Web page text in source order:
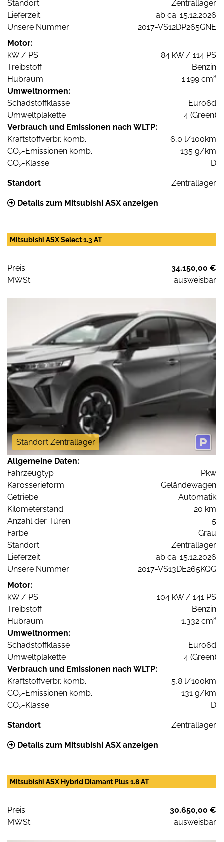
Standort
Zentrallager
Lieferzeit
ab ca. 15.12.2026
Unsere Nummer
2017-VS12DP265GNE
Motor:
kW / PS
84 kW / 114 PS
Treibstoff
Benzin
Hubraum
1.199 cm³
Umweltnormen:
Schadstoffklasse
Euro6d
Umweltplakette
4 (Green)
Verbrauch und Emissionen nach WLTP:
Kraftstoffverbr. komb.
6,0 l/100km
CO2-Emissionen komb.
135 g/km
CO2-Klasse D
Standort Zentrallager
Details zum Mitsubishi ASX anzeigen
Mitsubishi ASX Select 1.3 AT
Preis:
34.150,00 €
MWSt:
ausweisbar
Standort Zentrallager
Allgemeine Daten:
Fahrzeugtyp
Pkw
Karosserieform
Geländewagen
Getriebe
Automatik
Kilometerstand
20 km
Anzahl der Türen
5
Farbe
Grau
Standort
Zentrallager
Lieferzeit
ab ca. 15.12.2026
Unsere Nummer
2017-VS13DE265KQG
Motor:
kW / PS
104 kW / 141 PS
Treibstoff
Benzin
Hubraum
1.332 cm³
Umweltnormen:
Schadstoffklasse
Euro6d
Umweltplakette
4 (Green)
Verbrauch und Emissionen nach WLTP:
Kraftstoffverbr. komb.
5,8 l/100km
CO2-Emissionen komb.
131 g/km
CO2-Klasse D
Standort Zentrallager
Details zum Mitsubishi ASX anzeigen
Mitsubishi ASX Hybrid Diamant Plus 1.8 AT
Preis:
30.650,00 €
MWSt:
ausweisbar